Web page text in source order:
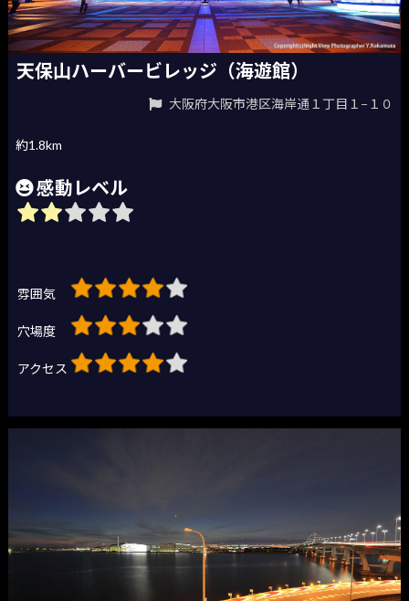
天保山ハーバービレッジ（海遊館）
大阪府大阪市港区海岸通１丁目１−１０
約1.8km
感動レベル
雰囲気
穴場度
アクセス